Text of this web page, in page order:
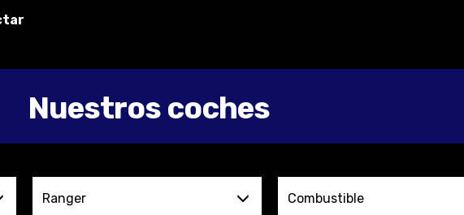
Nuestros coches
Ranger Combustible